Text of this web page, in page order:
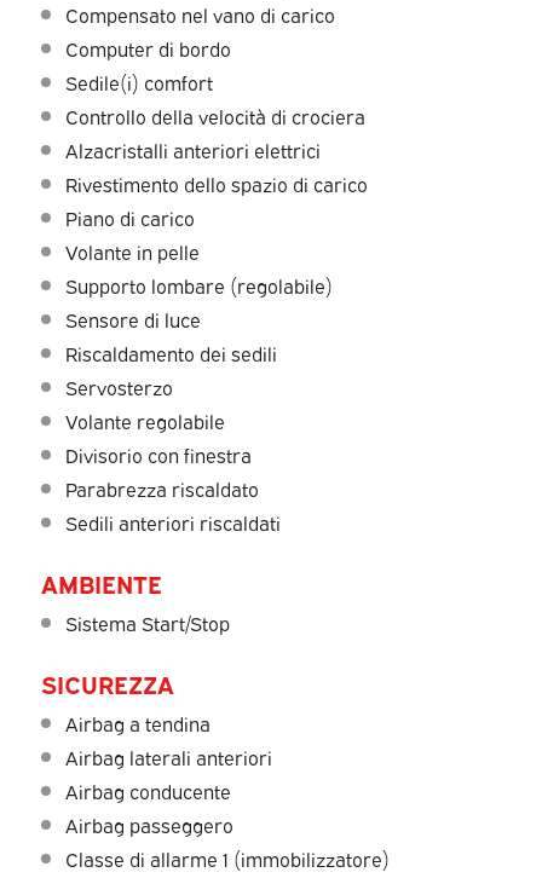
Compensato nel vano di carico
Computer di bordo
Sedile(i) comfort
Controllo della velocità di crociera
Alzacristalli anteriori elettrici
Rivestimento dello spazio di carico
Piano di carico
Volante in pelle
Supporto lombare (regolabile)
Sensore di luce
Riscaldamento dei sedili
Servosterzo
Volante regolabile
Divisorio con finestra
Parabrezza riscaldato
Sedili anteriori riscaldati
AMBIENTE
Sistema Start/Stop
SICUREZZA
Airbag a tendina
Airbag laterali anteriori
Airbag conducente
Airbag passeggero
Classe di allarme 1 (immobilizzatore)